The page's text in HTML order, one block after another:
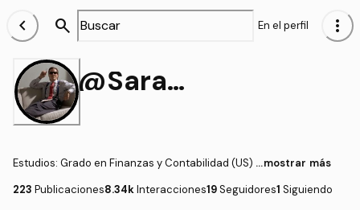
chevron_left search En el perfil more_vert
@Sara_Torrado
Estudios: Grado en Finanzas y Contabilidad (US) ...mostrar más
223 Publicaciones8.34kInteracciones19Seguidores1 Siguiendo